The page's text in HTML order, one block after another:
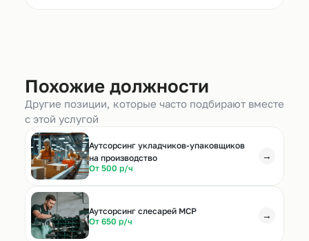
Похожие должности
Другие позиции, которые часто подбирают вместе
с этой услугой
Аутсорсинг укладчиков-упаковщиков
на производство
От 500 р/ч
→
Аутсорсинг слесарей МСР
От 650 р/ч
→